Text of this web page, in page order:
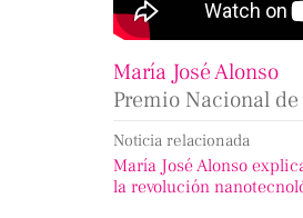
María José Alonso
Premio Nacional
Noticia relacionada
María José Alonso
la revolución